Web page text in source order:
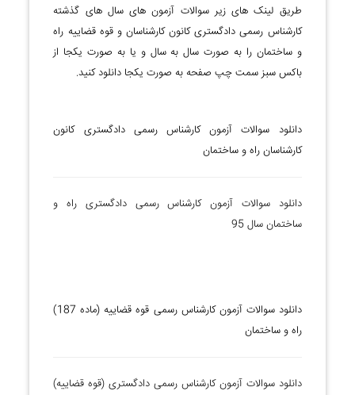
طریق لینک های زیر سوالات آزمون های سال های گذشته
کارشناس رسمی دادگستری کانون کارشناسان و قوه قضاییه راه
و ساختمان را به صورت سال به سال و یا به صورت یکجا از
باکس سبز سمت چپ صفحه به صورت یکجا دانلود کنید.
دانلود سوالات آزمون کارشناس رسمی دادگستری کانون
کارشناسان راه و ساختمان
دانلود سوالات آزمون کارشناس رسمی دادگستری راه و
ساختمان سال 95
دانلود سوالات آزمون کارشناس رسمی قوه قضاییه (ماده 187)
راه و ساختمان
دانلود سوالات آزمون کارشناس رسمی دادگستری (قوه قضاییه)